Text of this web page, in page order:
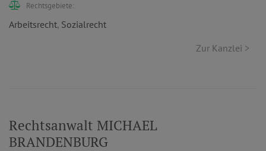
Rechtsgebiete:
Arbeitsrecht, Sozialrecht
Zur Kanzlei >
Rechtsanwalt MICHAEL
BRANDENBURG